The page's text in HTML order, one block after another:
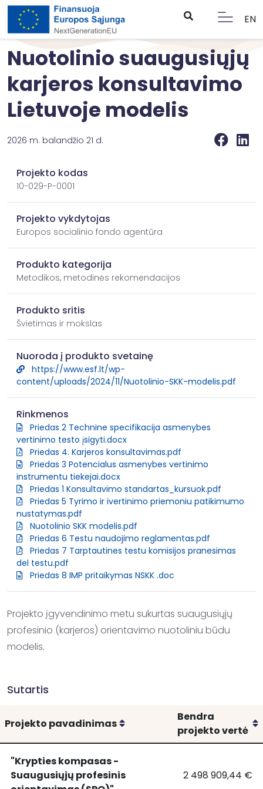
EN
Nuotolinio suaugusiųjų
karjeros konsultavimo
Lietuvoje modelis
2026 m. balandžio 21 d.
Projekto kodas
10-029-P-0001
Projekto vykdytojas
Europos socialinio fondo agentūra
Produkto kategorija
Metodikos, metodinės rekomendacijos
Produkto sritis
Švietimas ir mokslas
Nuoroda į produkto svetainę
https://www.esf.lt/wp-
content/uploads/2024/11/Nuotolinio-SKK-modelis.pdf
Rinkmenos
Priedas 2 Technine specifikacija asmenybes
vertinimo testo įsigyti.docx
Priedas 4. Karjeros konsultavimas.pdf
Priedas 3 Potencialus asmenybes vertinimo
instrumentu tiekejai.docx
Priedas 1 Konsultavimo standartas_kursuok.pdf
Priedas 5 Tyrimo ir ivertinimo priemoniu patikimumo
nustatymas.pdf
Nuotolinio SKK modelis.pdf
Priedas 6 Testu naudojimo reglamentas.pdf
Priedas 7 Tarptautines testu komisijos pranesimas
del testu.pdf
Priedas 8 IMP pritaikymas NSKK .doc
Projekto įgyvendinimo metu sukurtas suaugusiųjų
profesinio (karjeros) orientavimo nuotoliniu būdu
modelis.
Sutartis
Projekto pavadinimas Rikiuoti
Bendra
projekto vertė
"Krypties
"Krypties kompasas -
Suaugusiųjų profesinis
"Krypties
2 498 909,44 €